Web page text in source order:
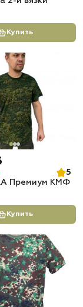
Купить
5
Премиум КМФ
Купить